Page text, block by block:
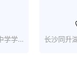
长沙明达中学官网_湖南长沙明达中学学费_收费_怎样_地址